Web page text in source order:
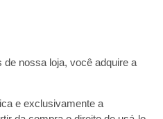
nossa loja, você adquire a
e exclusivamente a